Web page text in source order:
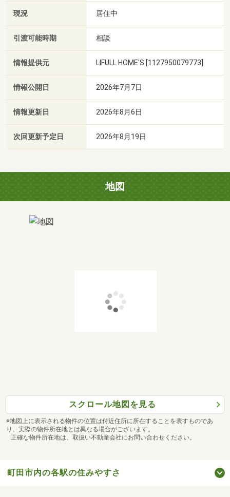
現況 居住中
引渡可能時期 相談
情報提供元 LIFULL HOME'S [1127950079773]
情報公開日 2026年7月7日
情報更新日 2026年8月6日
次回更新予定日 2026年8月19日
地図
スクロール地図を見る
※地図上に表示される物件の位置は付近住所に所在することを表すものであ
り、実際の物件所在地とは異なる場合がございます。
正確な物件所在地は、取扱い不動産会社にお問い合わせください。
町田市内の各駅の住みやすさ